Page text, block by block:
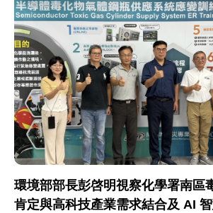
環境部部長彭啓明視察化學署南區
肯定與高科技產業需求結合及 AI